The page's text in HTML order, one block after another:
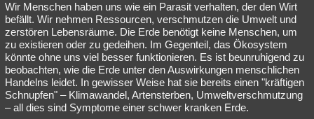
Wir Menschen haben uns wie ein Parasit verhalten, der den Wirt
befällt. Wir nehmen Ressourcen, verschmutzen die Umwelt und
zerstören Lebensräume. Die Erde benötigt keine Menschen, um
zu existieren oder zu gedeihen. Im Gegenteil, das Ökosystem
könnte ohne uns viel besser funktionieren. Es ist beunruhigend zu
beobachten, wie die Erde unter den Auswirkungen menschlichen
Handelns leidet. In gewisser Weise hat sie bereits einen "kräftigen
Schnupfen" – Klimawandel, Artensterben, Umweltverschmutzung
– all dies sind Symptome einer schwer kranken Erde.